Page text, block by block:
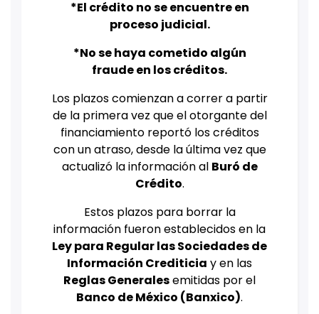
*El crédito no se encuentre en
proceso judicial.
*No se haya cometido algún
fraude en los créditos.
Los plazos comienzan a correr a partir
de la primera vez que el otorgante del
financiamiento reportó los créditos
con un atraso, desde la última vez que
actualizó la información al Buró de
Crédito.
Estos plazos para borrar la
información fueron establecidos en la
Ley para Regular las Sociedades de
Información Crediticia y en las
Reglas Generalesemitidas por el
Banco de México (Banxico).